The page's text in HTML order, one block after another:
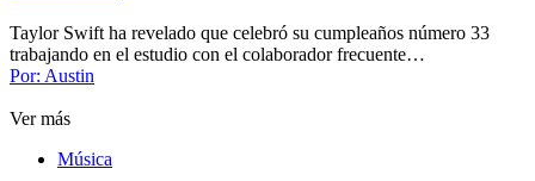
Taylor Swift ha revelado que celebró su cumpleaños número 33
trabajando en el estudio con el colaborador frecuente…
Por: Austin
Ver más
Música